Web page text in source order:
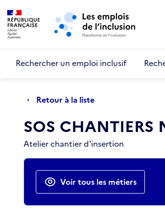
Aller au menu principal
Rechercher un emploi inclusif
Retour à la liste
SOS CHANTIERS
Atelier chantier d'insertion
Actions rapides
Voir tous les métiers